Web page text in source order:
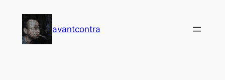
content
avantcontra